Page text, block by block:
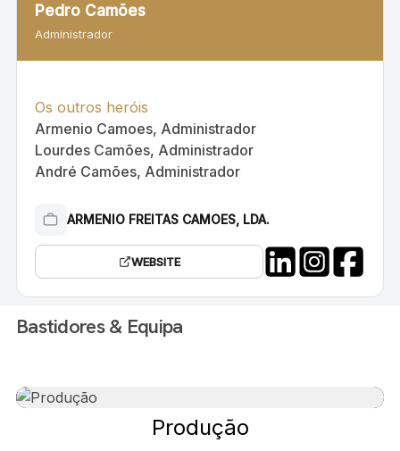
Pedro Camões
Administrador
Os outros heróis
Armenio Camoes, Administrador
Lourdes Camões, Administrador
André Camões, Administrador
ARMENIO FREITAS CAMOES, LDA.
WEBSITE
Bastidores & Equipa
Produção